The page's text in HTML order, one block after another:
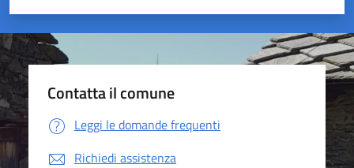
Valuta 5 stelle su 5
Valuta 4 stelle su 5
Valuta 3 stelle su 5
Valuta 2 stelle su 5
Valuta 1 stelle su 5
Contatta il comune
Leggi le domande frequenti
Richiedi assistenza